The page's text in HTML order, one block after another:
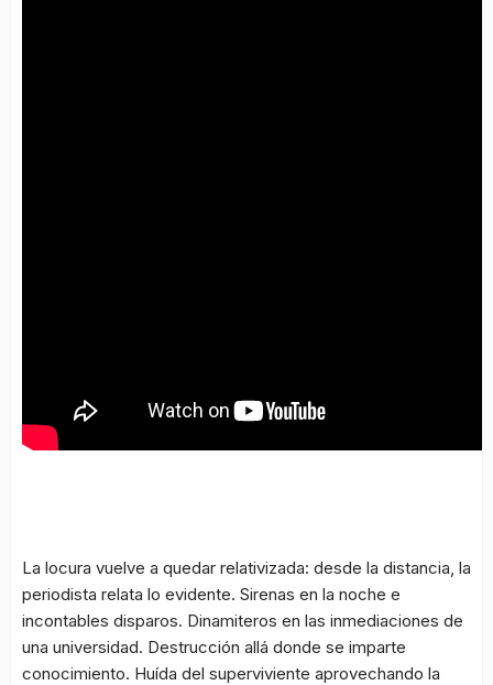
La locura vuelve a quedar relativizada: desde la distancia, la
periodista relata lo evidente. Sirenas en la noche e
incontables disparos. Dinamiteros en las inmediaciones de
una universidad. Destrucción allá donde se imparte
conocimiento. Huída del superviviente aprovechando la